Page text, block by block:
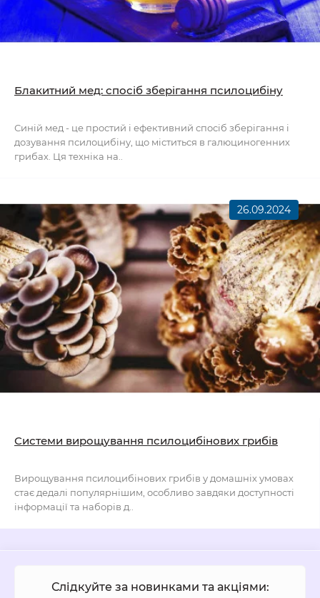
Блакитний мед: спосіб зберігання псилоцибіну
Синій мед - це простий і ефективний спосіб зберігання і
дозування псилоцибіну, що міститься в галюциногенних
грибах. Ця техніка на..
26.09.2024
Системи вирощування псилоцибінових грибів
Вирощування псилоцибінових грибів у домашніх умовах
стає дедалі популярнішим, особливо завдяки доступності
інформації та наборів д..
Слідкуйте за новинками та акціями: